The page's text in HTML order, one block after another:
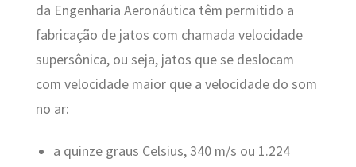
da Engenharia Aeronáutica têm permitido a
fabricação de jatos com chamada velocidade
supersônica, ou seja, jatos que se deslocam
com velocidade maior que a velocidade do som
no ar:
a quinze graus Celsius, 340 m/s ou 1.224